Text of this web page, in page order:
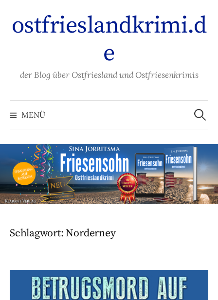
Inhalt
überspringen
ostfrieslandkrimi.d
e
der Blog über Ostfriesland und Ostfriesenkrimis
MENÜ
Suchen
nach:
Schlagwort:Norderney